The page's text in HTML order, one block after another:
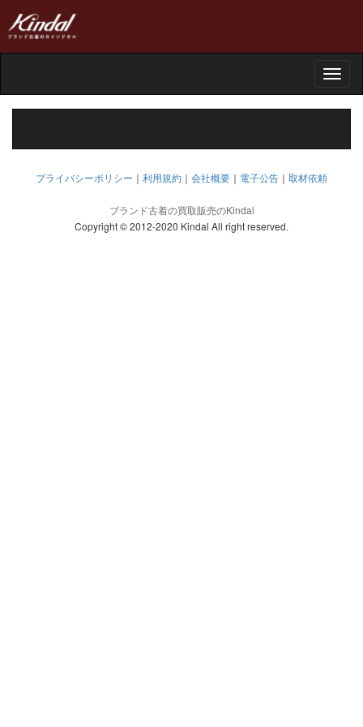
Toggle
プライバシーポリシー ｜ 利用規約 ｜ 会社概要 ｜ 電子公告 ｜ 取材依頼
ブランド古着の買取販売のKindal
Copyright © 2012-2020 Kindal All right reserved.